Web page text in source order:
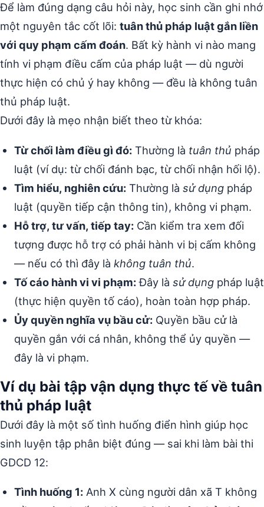
Để làm đúng dạng câu hỏi này, học sinh cần ghi nhớ
một nguyên tắc cốt lõi: tuân thủ pháp luật gắn liền
với quy phạm cấm đoán. Bất kỳ hành vi nào mang
tính vi phạm điều cấm của pháp luật — dù người
thực hiện có chủ ý hay không — đều là không tuân
thủ pháp luật.
Dưới đây là mẹo nhận biết theo từ khóa:
Từ chối làm điều gì đó: Thường là tuân thủ pháp
luật (ví dụ: từ chối đánh bạc, từ chối nhận hối lộ).
Tìm hiểu, nghiên cứu: Thường là sử dụng pháp
luật (quyền tiếp cận thông tin), không vi phạm.
Hỗ trợ, tư vấn, tiếp tay: Cần kiểm tra xem đối
tượng được hỗ trợ có phải hành vi bị cấm không
— nếu có thì đây là không tuân thủ.
Tố cáo hành vi vi phạm:Đây là sử dụng pháp luật
(thực hiện quyền tố cáo), hoàn toàn hợp pháp.
Ủy quyền nghĩa vụ bầu cử: Quyền bầu cử là
quyền gắn với cá nhân, không thể ủy quyền —
đây là vi phạm.
Ví dụ bài tập vận dụng thực tế về tuân
thủ pháp luật
Dưới đây là một số tình huống điển hình giúp học
sinh luyện tập phân biệt đúng — sai khi làm bài thi
GDCD 12:
Tình huống 1: Anh X cùng người dân xã T không